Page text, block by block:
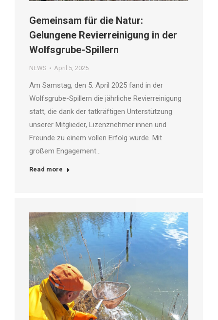
Gemeinsam für die Natur:
Gelungene Revierreinigung in der
Wolfsgrube-Spillern
NEWS April 5, 2025
Am Samstag, den 5. April 2025 fand in der
Wolfsgrube-Spillern die jährliche Revierreinigung
statt, die dank der tatkräftigen Unterstützung
unserer Mitglieder, Lizenznehmer:innen und
Freunde zu einem vollen Erfolg wurde. Mit
großem Engagement…
Read more